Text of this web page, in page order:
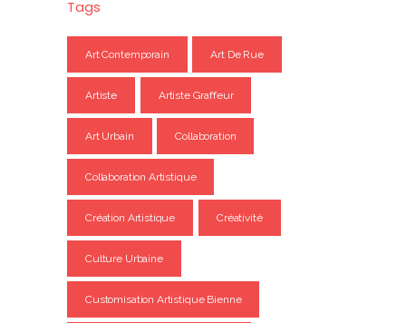
Tags
Art Contemporain Art De Rue
Artiste Artiste Graffeur
Art Urbain Collaboration
Collaboration Artistique
Création Artistique Créativité
Culture Urbaine
Customisation Artistique Bienne